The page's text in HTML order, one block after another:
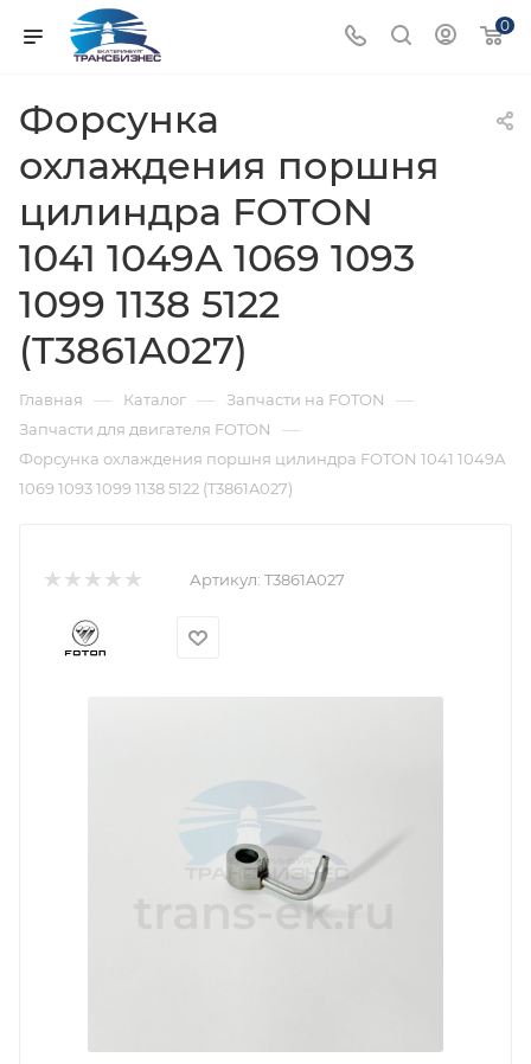
0
Форсунка
охлаждения поршня
цилиндра FOTON
1041 1049А 1069 1093
1099 1138 5122
(T3861A027)
Главная — Каталог — Запчасти на FOTON —
Запчасти для двигателя FOTON —
Форсунка охлаждения поршня цилиндра FOTON 1041 1049А
1069 1093 1099 1138 5122 (T3861A027)
Артикул: T3861A027